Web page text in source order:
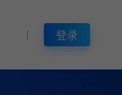
登录